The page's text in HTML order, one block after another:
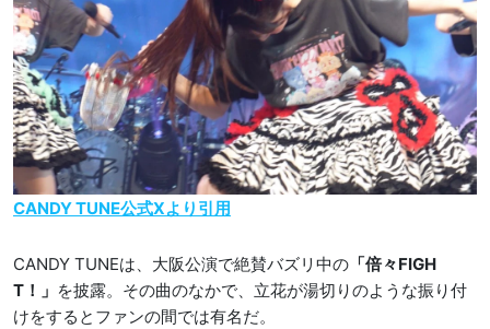
CANDY TUNE公式Xより引用
CANDY TUNEは、大阪公演で絶賛バズリ中の 「倍々FIGH
T！」 を披露。その曲のなかで、立花が湯切りのような振り付
けをするとファンの間では有名だ。